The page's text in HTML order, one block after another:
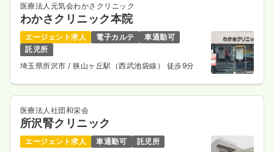
医療法人元気会わかさクリニック
わかさクリニック本院
エージェント求人 電子カルテ
車通勤可
託児所
埼玉県所沢市 / 狭山ヶ丘駅（西武池袋線） 徒歩9分
医療法人社団和栄会
所沢腎クリニック
エージェント求人 車通勤可
託児所